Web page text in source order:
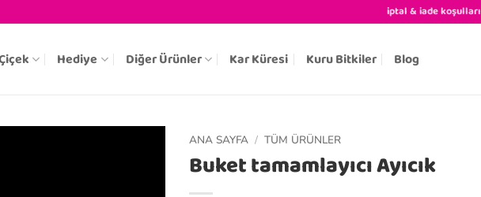
iptal & iade koşulları
Hediye Diğer Ürünler Kar Küresi Kuru Bitkiler Blog
ANA SAYFA / TÜM ÜRÜNLER
Buket tamamlayıcı Ayıcık